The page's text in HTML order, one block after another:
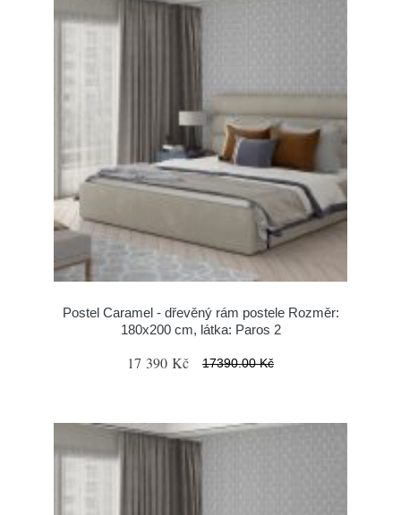
Postel Caramel - dřevěný rám postele Rozměr:
180x200 cm, látka: Paros 2
17 390 Kč 17390.00 Kč